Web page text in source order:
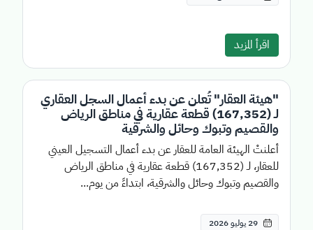
اقرأ المزيد
"هيئة العقار" تُعلن عن بدء أعمال السجل العقاري
لـ (167,352) قطعة عقارية في مناطق الرياض
والقصيم وتبوك وحائل والشرقية
أعلنتْ الهيئة العامة للعقار عن بدء أعمال التسجيل العيني
للعقار، لـ (167,352) قطعة عقارية في مناطق الرياض
والقصيم وتبوك وحائل والشرقية، ابتداءً من يوم...
29 يوليو 2026